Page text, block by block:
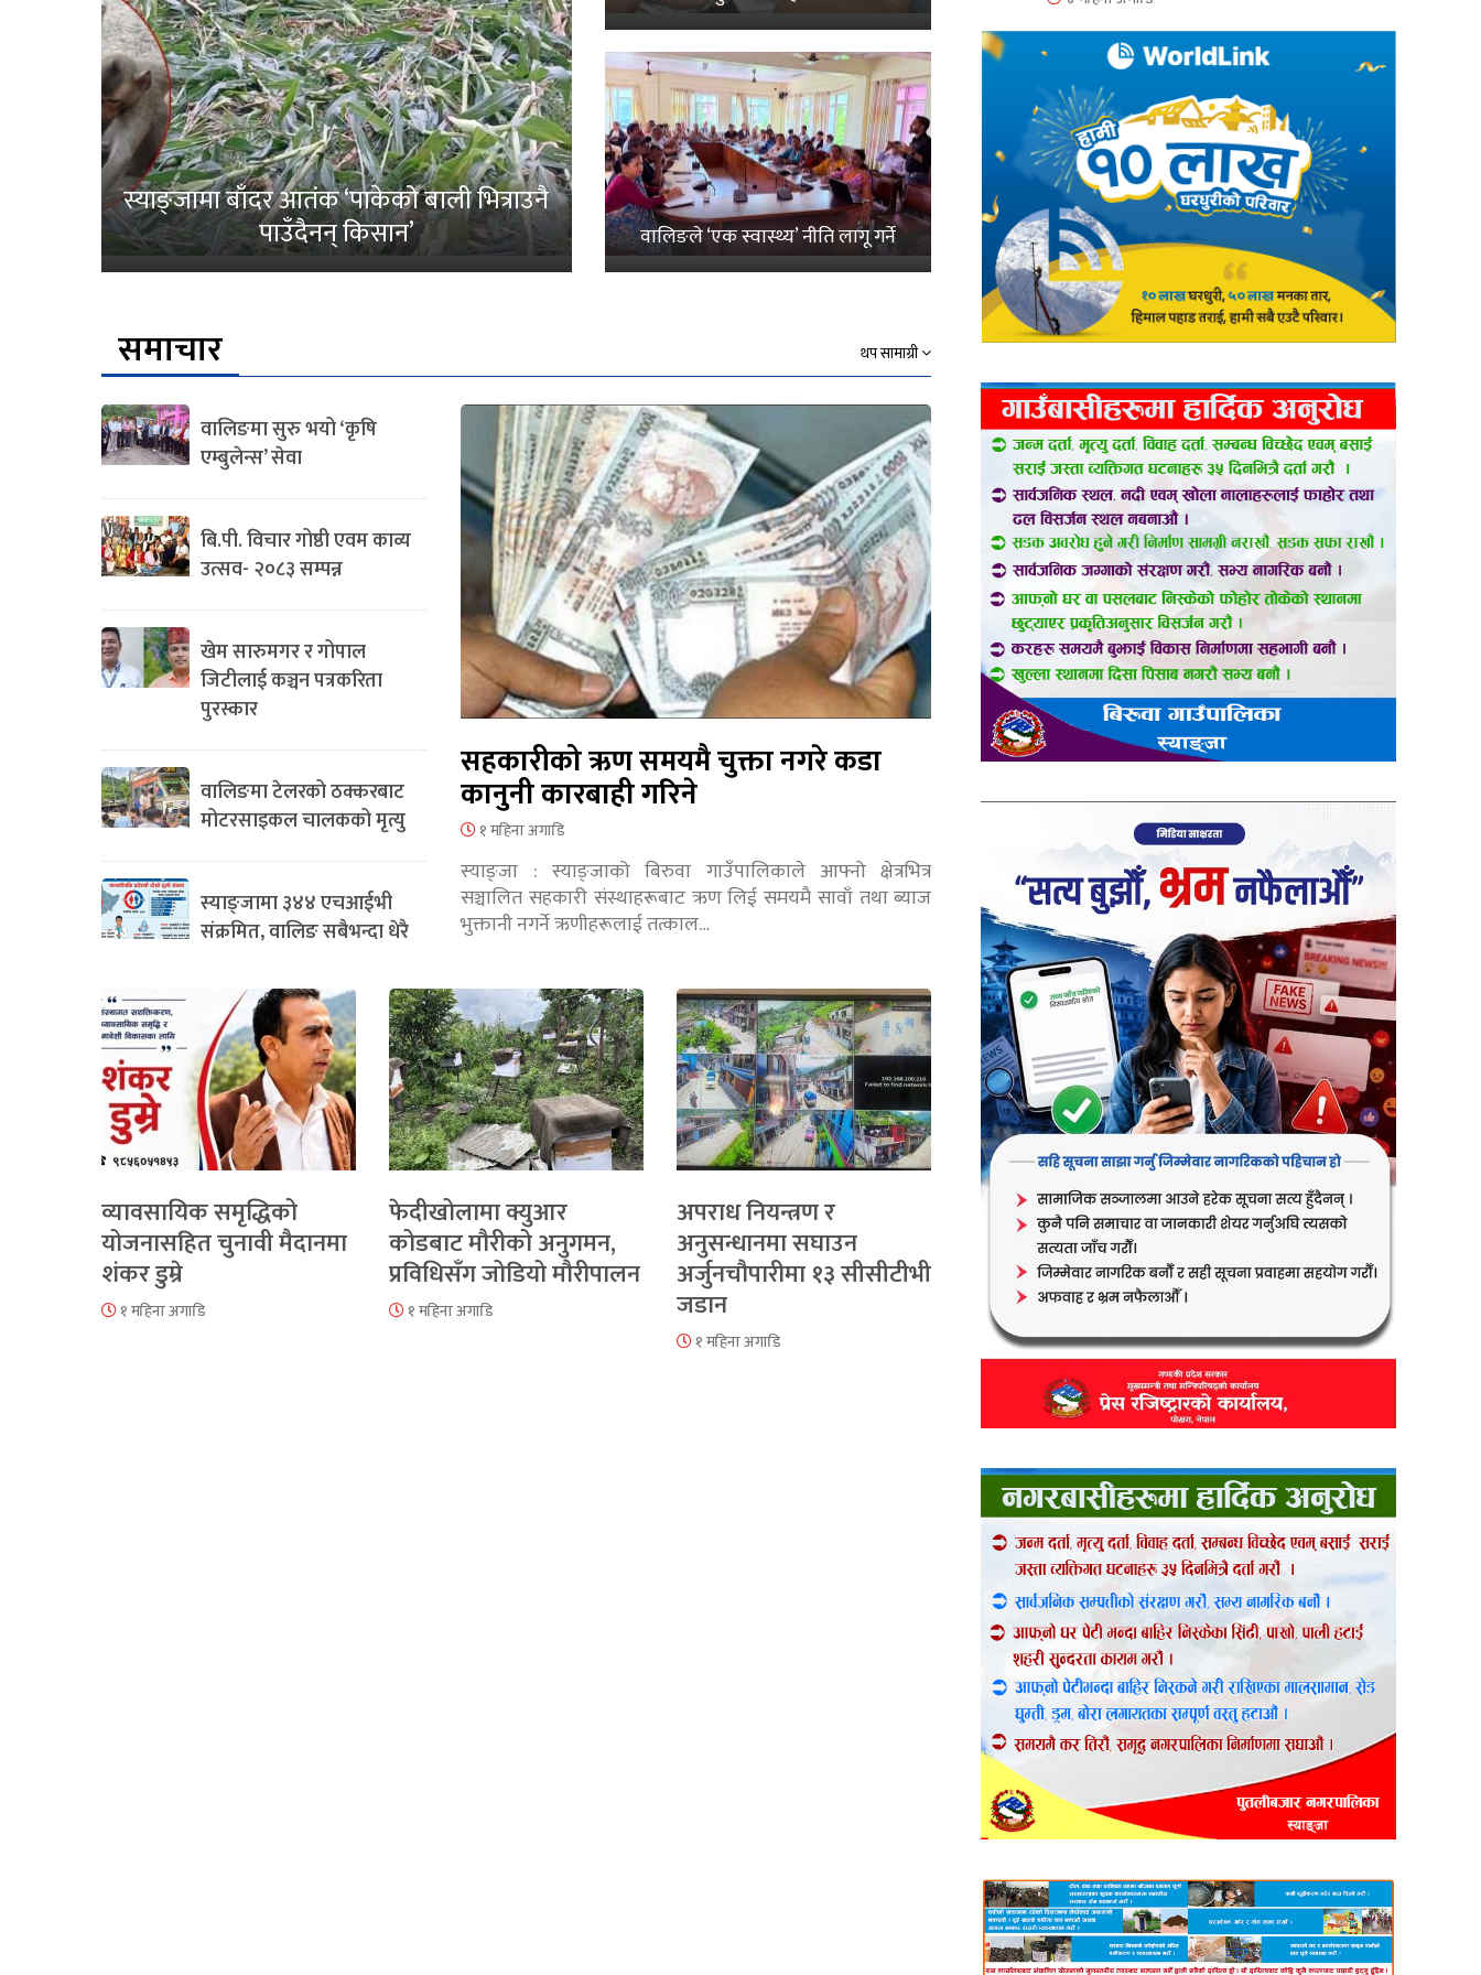
स्याङ्जामा बाँदर आतंक ‘पाकेको बाली भित्राउनै
पाउँदैनन् किसान’ वालिङले ‘एक स्वास्थ्य’ नीति लागू गर्ने
समाचार थप सामाग्री
वालिङमा सुरु भयो ‘कृषि
एम्बुलेन्स’ सेवा
बि.पी. विचार गोष्ठी एवम काव्य
उत्सव- २०८३ सम्पन्न
खेम सारुमगर र गोपाल
जिटीलाई कञ्चन पत्रकरिता
पुरस्कार
वालिङमा टेलरको ठक्करबाट
मोटरसाइकल चालकको मृत्यु
स्याङ्जामा ३४४ एचआईभी
संक्रमित, वालिङ सबैभन्दा धेरै
सहकारीको ऋण समयमै चुक्ता नगरे कडा
कानुनी कारबाही गरिने
१ महिना अगाडि
स्याङ्जा : स्याङ्जाको बिरुवा गाउँपालिकाले आफ्नो क्षेत्रभित्र
सञ्चालित सहकारी संस्थाहरूबाट ऋण लिई समयमै सावाँ तथा ब्याज
भुक्तानी नगर्ने ऋणीहरूलाई तत्काल…
व्यावसायिक समृद्धिको
योजनासहित चुनावी मैदानमा
शंकर डुम्रे
१ महिना अगाडि
फेदीखोलामा क्युआर
कोडबाट मौरीको अनुगमन,
प्रविधिसँग जोडियो मौरीपालन
१ महिना अगाडि
अपराध नियन्त्रण र
अनुसन्धानमा सघाउन
अर्जुनचौपारीमा १३ सीसीटीभी
जडान
१ महिना अगाडि